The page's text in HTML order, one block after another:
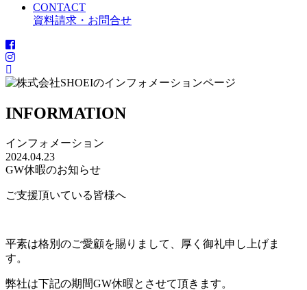
CONTACT
資料請求・お問合せ
INFORMATION
インフォメーション
2024.04.23
GW休暇のお知らせ
ご支援頂いている皆様へ
平素は格別のご愛顧を賜りまして、厚く御礼申し上げま
す。
弊社は下記の期間GW休暇とさせて頂きます。